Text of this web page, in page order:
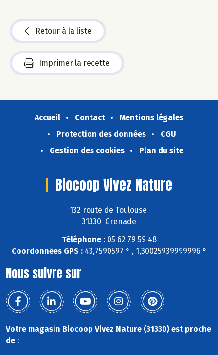
Retour à la liste
Imprimer la recette
Accueil Contact
Mentions légales
Protection des données
CGU
Gestion des cookies
Plan du site
Biocoop Vivez Nature
132 route de Toulouse
31330 Grenade
Téléphone :05 62 79 59 48
Coordonnées GPS :43,7590597 ° , 1,30025939999996 °
Nous suivre sur
Votre magasin Biocoop Vivez Nature (31330) est proche
de :